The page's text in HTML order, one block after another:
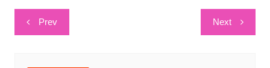
Post
navigation
Prev Next